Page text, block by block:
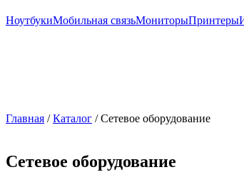
НоутбукиМобильная связьМониторыПринтеры
Главная /Каталог / Сетевое оборудование
Сетевое оборудование